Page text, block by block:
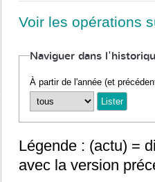
Voir les opérations
Naviguer dans
À partir de l'année (et
Légende : (actu) =
avec la version